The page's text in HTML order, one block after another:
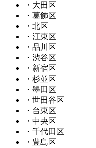
・大田区
・葛飾区
・北区
・江東区
・品川区
・渋谷区
・新宿区
・杉並区
・墨田区
・世田谷区
・台東区
・中央区
・千代田区
・豊島区